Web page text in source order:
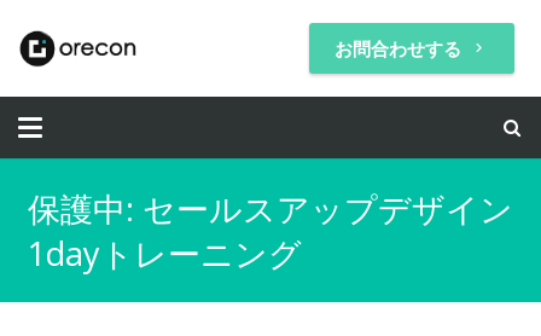
お問合わせする keyboard_arrow_right
保護中: セールスアップデザイン
1dayトレーニング